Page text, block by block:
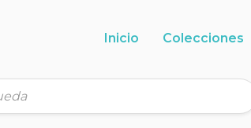
Inicio Colecciones